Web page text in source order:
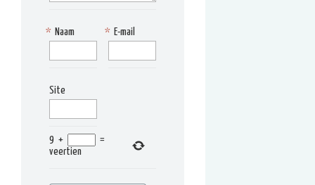
Naam
* E-mail
*
Site
9 +
=
veertien